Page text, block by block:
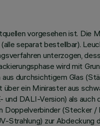
vorgesehen ist. Die
separat bestellbar).
unterzogen,
wird mit
durchsichtigem Glas
ein Miniraster aus
DALI-Version) als
(Stecker /
zur